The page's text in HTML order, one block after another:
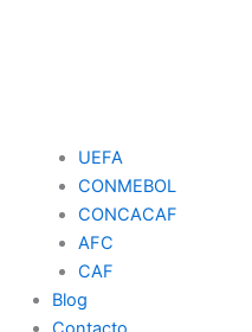
UEFA
CONMEBOL
CONCACAF
AFC
CAF
Blog